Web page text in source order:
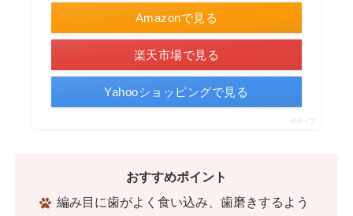
Amazonで見る
楽天市場で見る
Yahooショッピングで見る
ポチップ
おすすめポイント
編み目に歯がよく食い込み、歯磨きするよう